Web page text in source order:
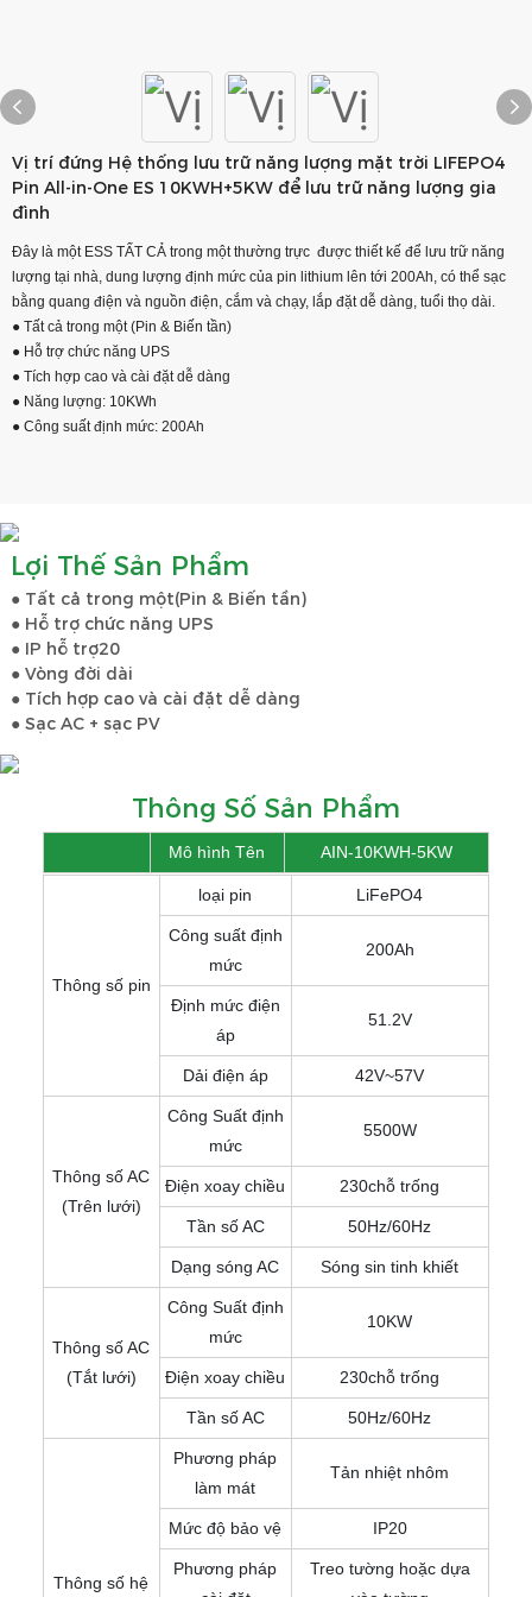
Vị trí đứng Hệ thống lưu trữ năng lượng mặt trời LIFEPO4
Pin All-in-One ES 10KWH+5KW để lưu trữ năng lượng gia
đình
Đây là một ESS TẤT CẢ trong một thường trực được thiết kế để lưu trữ năng
lượng tại nhà, dung lượng định mức của pin lithium lên tới 200Ah, có thể sạc
bằng quang điện và nguồn điện, cắm và chạy, lắp đặt dễ dàng, tuổi thọ dài.
● Tất cả trong một (Pin & Biến tần)
● Hỗ trợ chức năng UPS
● Tích hợp cao và cài đặt dễ dàng
● Năng lượng: 10KWh
● Công suất định mức: 200Ah
Lợi Thế Sản Phẩm
● Tất cả trong một(Pin & Biến tần)
● Hỗ trợ chức năng UPS
● IP hỗ trợ20
● Vòng đời dài
● Tích hợp cao và cài đặt dễ dàng
● Sạc AC + sạc PV
Thông Số Sản Phẩm
Mô hình Tên AIN-10KWH-5KW
Thông số pin
loại pin LiFePO4
Công suất định
mức
200Ah
Định mức điện
áp
51.2V
Dải điện áp 42V~57V
Thông số AC
(Trên lưới)
Công Suất định
mức
5500W
Điện xoay chiều 230chỗ trống
Tần số AC 50Hz/60Hz
Dạng sóng AC Sóng sin tinh khiết
Thông số AC
(Tắt lưới)
Công Suất định
mức
10KW
Điện xoay chiều 230chỗ trống
Tần số AC 50Hz/60Hz
Thông số hệ
Phương pháp
làm mát
Tản nhiệt nhôm
Mức độ bảo vệ IP20
Phương pháp
Treo tường hoặc dựa